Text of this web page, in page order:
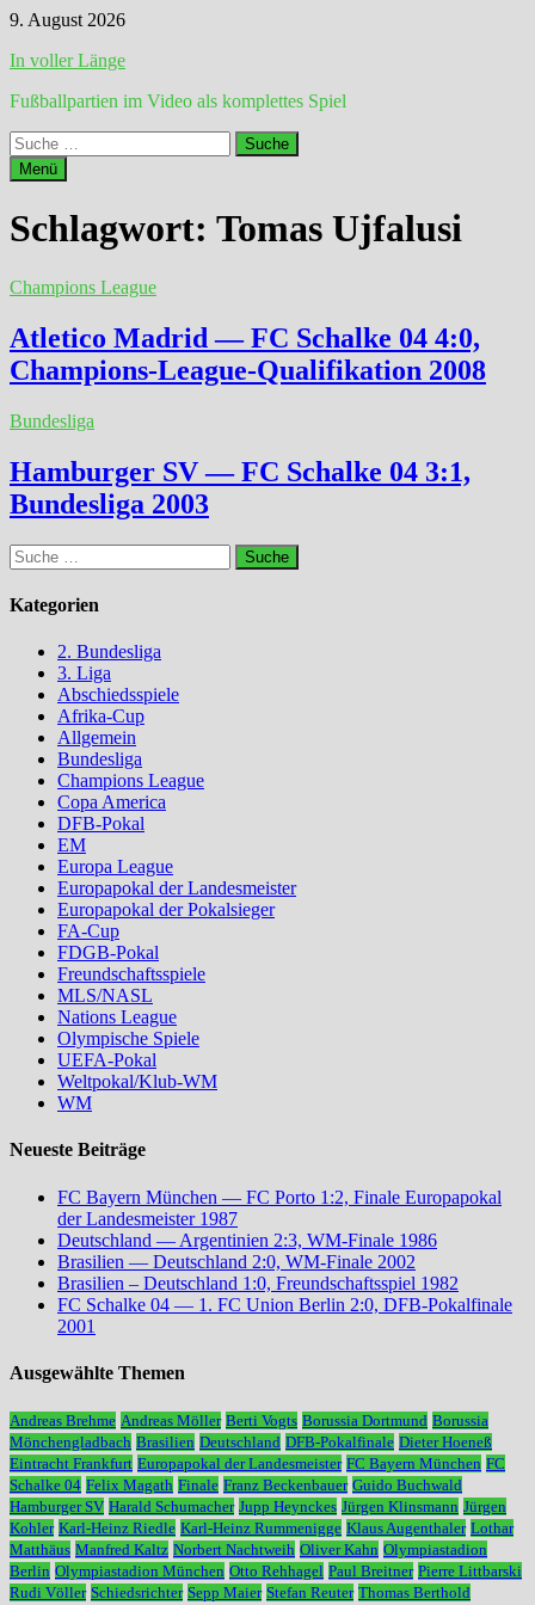
Zum
springen
9. August 2026
In voller Länge
Fußballpartien im Video als komplettes Spiel
Suche
nach:
Menü
Schlagwort: Tomas Ujfalusi
Champions League
Atletico Madrid — FC Schalke 04 4:0,
Champions-League-Qualifikation 2008
Bundesliga
Hamburger SV — FC Schalke 04 3:1,
Bundesliga 2003
Suche
nach:
Kategorien
2. Bundesliga
3. Liga
Abschiedsspiele
Afrika-Cup
Allgemein
Bundesliga
Champions League
Copa America
DFB-Pokal
EM
Europa League
Europapokal der Landesmeister
Europapokal der Pokalsieger
FA-Cup
FDGB-Pokal
Freundschaftsspiele
MLS/NASL
Nations League
Olympische Spiele
UEFA-Pokal
Weltpokal/Klub-WM
WM
Neueste Beiträge
FC Bayern München — FC Porto 1:2, Finale Europapokal
der Landesmeister 1987
Deutschland — Argentinien 2:3, WM-Finale 1986
Brasilien — Deutschland 2:0, WM-Finale 2002
Brasilien – Deutschland 1:0, Freundschaftsspiel 1982
FC Schalke 04 — 1. FC Union Berlin 2:0, DFB-Pokalfinale
2001
Ausgewählte Themen
Andreas Brehme Andreas Möller Berti Vogts Borussia Dortmund Borussia
Mönchengladbach Brasilien Deutschland DFB-Pokalfinale Dieter Hoeneß
Eintracht Frankfurt Europapokal der Landesmeister FC Bayern München FC
Schalke 04 Felix Magath Finale Franz Beckenbauer Guido Buchwald
Hamburger SV Harald Schumacher Jupp Heynckes Jürgen Klinsmann Jürgen
Kohler Karl-Heinz Riedle Karl-Heinz Rummenigge Klaus Augenthaler Lothar
Matthäus Manfred Kaltz Norbert Nachtweih Oliver Kahn Olympiastadion
Berlin Olympiastadion München Otto Rehhagel Paul Breitner Pierre Littbarski
Rudi Völler Schiedsrichter Sepp Maier Stefan Reuter Thomas Berthold